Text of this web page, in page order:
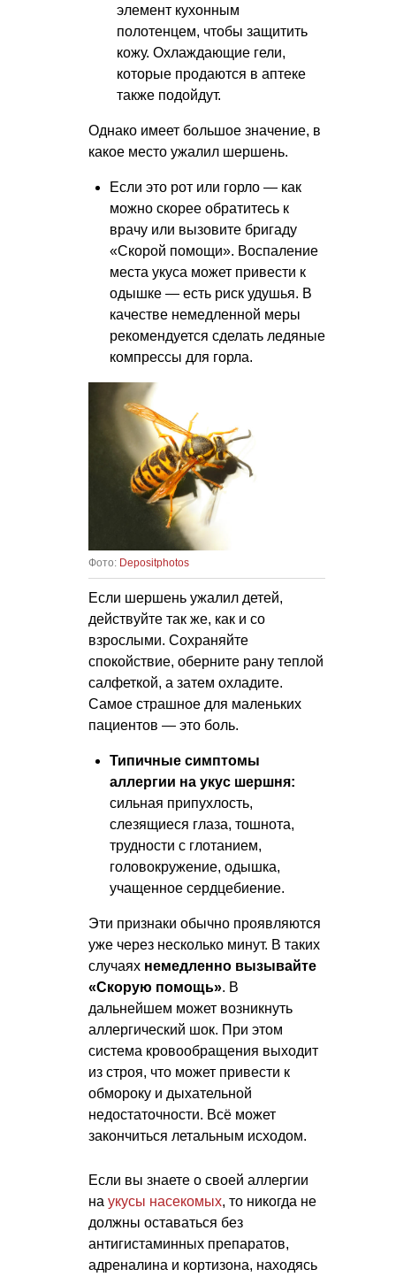
элемент кухонным
полотенцем, чтобы защитить
кожу. Охлаждающие гели,
которые продаются в аптеке
также подойдут.
Однако имеет большое значение, в
какое место ужалил шершень.
Если это рот или горло — как
можно скорее обратитесь к
врачу или вызовите бригаду
«Скорой помощи». Воспаление
места укуса может привести к
одышке — есть риск удушья. В
качестве немедленной меры
рекомендуется сделать ледяные
компрессы для горла.
Фото: Depositphotos
Если шершень ужалил детей,
действуйте так же, как и со
взрослыми. Сохраняйте
спокойствие, оберните рану теплой
салфеткой, а затем охладите.
Самое страшное для маленьких
пациентов — это боль.
Типичные симптомы
аллергии на укус шершня:
сильная припухлость,
слезящиеся глаза, тошнота,
трудности с глотанием,
головокружение, одышка,
учащенное сердцебиение.
Эти признаки обычно проявляются
уже через несколько минут. В таких
случаях немедленно вызывайте
«Скорую помощь». В
дальнейшем может возникнуть
аллергический шок. При этом
система кровообращения выходит
из строя, что может привести к
обмороку и дыхательной
недостаточности. Всё может
закончиться летальным исходом.
Если вы знаете о своей аллергии
на укусы насекомых, то никогда не
должны оставаться без
антигистаминных препаратов,
адреналина и кортизона, находясь